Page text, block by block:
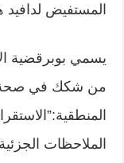
المستفيض لدافيد
يسمي بوبرقضية
من شكك في صحة
الملاحظات